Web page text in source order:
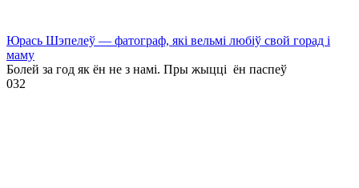
Юрась Шэпелеў — фатограф, які вельмі любіў свой горад і
маму
Болей за год як ён не з намі. Пры жыцці ён паспеў
032